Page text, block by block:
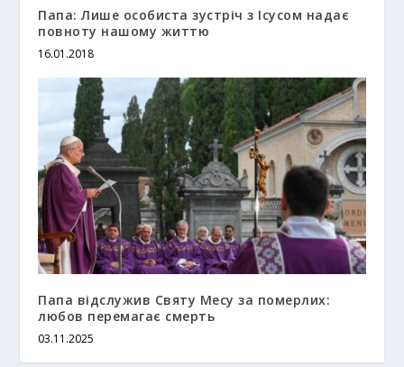
Папа: Лише особиста зустріч з Ісусом надає
повноту нашому життю
16.01.2018
Папа відслужив Святу Месу за померлих:
любов перемагає смерть
03.11.2025